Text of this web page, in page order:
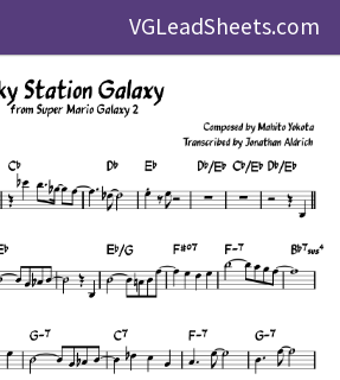
VGLeadSheets.com